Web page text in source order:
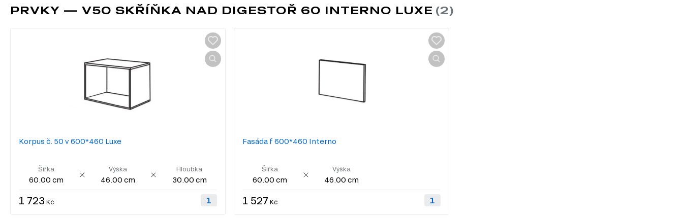
PRVKY — V50 SKŘÍŇKA NAD DIGESTOŘ 60 INTERNO LUXE
Korpus č. 50 v 600*460 Luxe
Šířka
60.00 cm
Výška
46.00 cm
Hloubka
30.00 cm
1 723 Kč
Fasáda f 600*460 Interno
Šířka
60.00 cm
Výška
46.00 cm
1 527 Kč